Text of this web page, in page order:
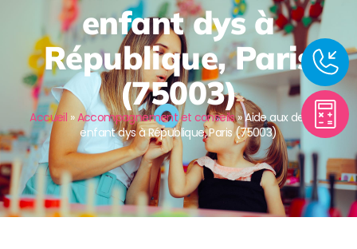
enfant dys à
République, Paris
(75003)
Accueil »Accompagnement et conseils»Aide aux devoirs
enfant dys à République, Paris (75003)